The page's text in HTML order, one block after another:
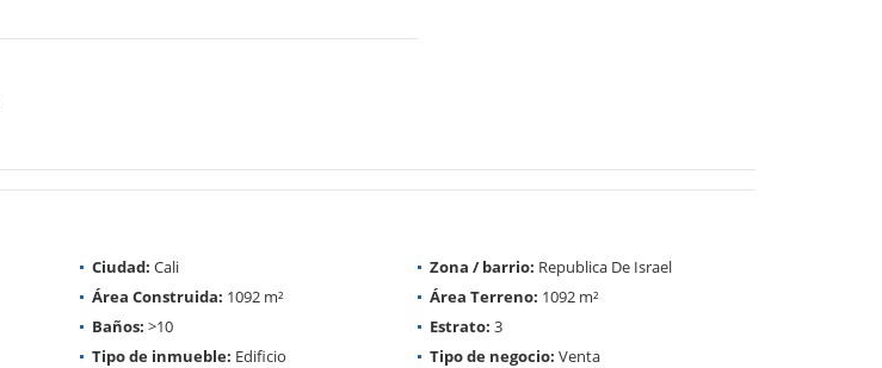
Ciudad: Cali Zona / barrio: Republica De Israel
Área Construida: 1092 m² Área Terreno: 1092 m²
Baños: >10 Estrato: 3
Tipo de inmueble: Edificio Tipo de negocio: Venta